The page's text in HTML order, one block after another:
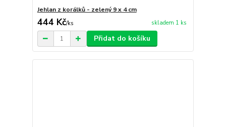
Jehlan z korálků - zelený 9 x 4 cm
444 Kč/ks skladem 1 ks
Přidat do košíku